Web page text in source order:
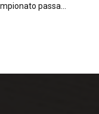
passa...